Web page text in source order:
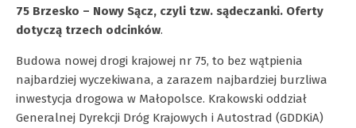
75 Brzesko – Nowy Sącz, czyli tzw. sądeczanki. Oferty
dotyczą trzech odcinków.
Budowa nowej drogi krajowej nr 75, to bez wątpienia
najbardziej wyczekiwana, a zarazem najbardziej burzliwa
inwestycja drogowa w Małopolsce. Krakowski oddział
Generalnej Dyrekcji Dróg Krajowych i Autostrad (GDDKiA)